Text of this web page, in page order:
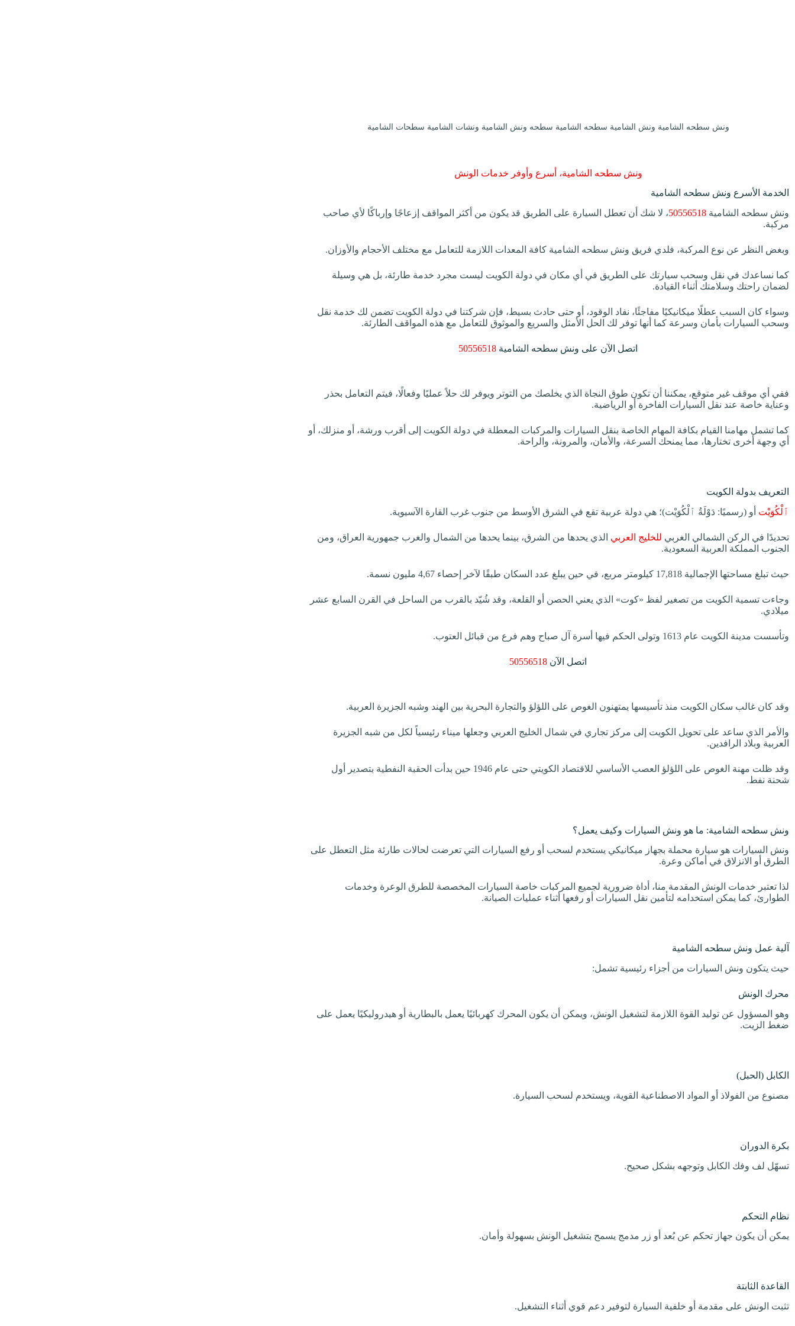
ونش سطحه الشامية ونش الشامية سطحه الشامية سطحه ونش الشامية ونشات الشامية سطحات الشامية
ونش سطحه الشامية، أسرع وأوفر خدمات الونش
الخدمة الأسرع ونش سطحه الشامية
ونش سطحه الشامية 50556518، لا شك أن تعطل السيارة على الطريق قد يكون من أكثر المواقف إزعاجًا وإرباكًا لأي صاحب
مركبة.
وبغض النظر عن نوع المركبة، فلدي فريق ونش سطحه الشامية كافة المعدات اللازمة للتعامل مع مختلف الأحجام والأوزان.
كما نساعدك في نقل وسحب سيارتك على الطريق في أي مكان في دولة الكويت ليست مجرد خدمة طارئة، بل هي وسيلة
لضمان راحتك وسلامتك أثناء القيادة.
وسواء كان السبب عطلًا ميكانيكيًا مفاجئًا، نفاد الوقود، أو حتى حادث بسيط، فإن شركتنا في دولة الكويت تضمن لك خدمة نقل
وسحب السيارات بأمان وسرعة كما أنها توفر لك الحل الأمثل والسريع والموثوق للتعامل مع هذه المواقف الطارئة.
اتصل الآن على ونش سطحه الشامية 50556518
ففي أي موقف غير متوقع، يمكننا أن تكون طوق النجاة الذي يخلصك من التوتر ويوفر لك حلاً عمليًا وفعالًا، فيتم التعامل بحذر
وعناية خاصة عند نقل السيارات الفاخرة أو الرياضية.
كما تشمل مهامنا القيام بكافة المهام الخاصة بنقل السيارات والمركبات المعطلة في دولة الكويت إلى أقرب ورشة، أو منزلك، أو
أي وجهة أخرى تختارها، مما يمنحك السرعة، والأمان، والمرونة، والراحة.
التعريف بدولة الكويت
ٱلْكُوَيْت أو (رسميًا: دَوْلَةُ ٱلْكُوَيْت)؛ هي دولة عربية تقع في الشرق الأوسط من جنوب غرب القارة الآسيوية.
تحديدًا في الركن الشمالي الغربي للخليج العربي الذي يحدها من الشرق، بينما يحدها من الشمال والغرب جمهورية العراق، ومن
الجنوب المملكة العربية السعودية.
حيث تبلغ مساحتها الإجمالية 17,818 كيلومتر مربع، في حين يبلغ عدد السكان طبقًا لآخر إحصاء 4,67 مليون نسمة.
وجاءت تسمية الكويت من تصغير لفظ «كوت» الذي يعني الحصن أو القلعة، وقد شُيّد بالقرب من الساحل في القرن السابع عشر
ميلادي.
وتأسست مدينة الكويت عام 1613 وتولى الحكم فيها أسرة آل صباح وهم فرع من قبائل العتوب.
اتصل الآن 50556518
وقد كان غالب سكان الكويت منذ تأسيسها يمتهنون الغوص على اللؤلؤ والتجارة البحرية بين الهند وشبه الجزيرة العربية.
والأمر الذي ساعد على تحويل الكويت إلى مركز تجاري في شمال الخليج العربي وجعلها ميناء رئيسياً لكل من شبه الجزيرة
العربية وبلاد الرافدين.
وقد ظلت مهنة الغوص على اللؤلؤ العصب الأساسي للاقتصاد الكويتي حتى عام 1946 حين بدأت الحقبة النفطية بتصدير أول
شحنة نفط.
ونش سطحه الشامية: ما هو ونش السيارات وكيف يعمل؟
ونش السيارات هو سيارة محملة بجهاز ميكانيكي يستخدم لسحب أو رفع السيارات التي تعرضت لحالات طارئة مثل التعطل على
الطرق أو الانزلاق في أماكن وعرة.
لذا تعتبر خدمات الونش المقدمة منا، أداة ضرورية لجميع المركبات خاصة السيارات المخصصة للطرق الوعرة وخدمات
الطوارئ، كما يمكن استخدامه لتأمين نقل السيارات أو رفعها أثناء عمليات الصيانة.
آلية عمل ونش سطحه الشامية
حيث يتكون ونش السيارات من أجزاء رئيسية تشمل:
محرك الونش
وهو المسؤول عن توليد القوة اللازمة لتشغيل الونش، ويمكن أن يكون المحرك كهربائيًا يعمل بالبطارية أو هيدروليكيًا يعمل على
ضغط الزيت.
الكابل (الحبل)
مصنوع من الفولاذ أو المواد الاصطناعية القوية، ويستخدم لسحب السيارة.
بكرة الدوران
تسهّل لف وفك الكابل وتوجهه بشكل صحيح.
نظام التحكم
يمكن أن يكون جهاز تحكم عن بُعد أو زر مدمج يسمح بتشغيل الونش بسهولة وأمان.
القاعدة الثابتة
تثبت الونش على مقدمة أو خلفية السيارة لتوفير دعم قوي أثناء التشغيل.